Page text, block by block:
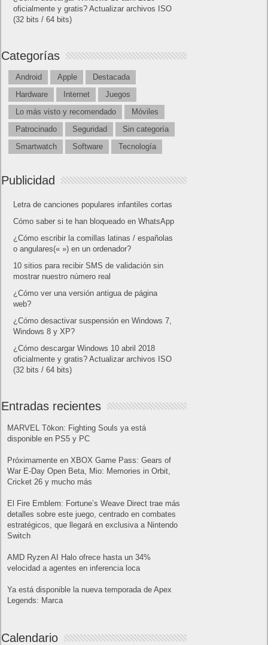
oficialmente y gratis? Actualizar archivos ISO
(32 bits / 64 bits)
Categorías
Android Apple
Destacada
Hardware
Internet
Juegos
Lo más visto y recomendado
Móviles
Patrocinado
Seguridad
Sin categoría
Smartwatch
Software Tecnología
Publicidad
Letra de canciones populares infantiles cortas
Cómo saber si te han bloqueado en WhatsApp
¿Cómo escribir la comillas latinas / españolas
o angulares(« ») en un ordenador?
10 sitios para recibir SMS de validación sin
mostrar nuestro número real
¿Cómo ver una versión antigua de página
web?
¿Cómo desactivar suspensión en Windows 7,
Windows 8 y XP?
¿Cómo descargar Windows 10 abril 2018
oficialmente y gratis? Actualizar archivos ISO
(32 bits / 64 bits)
Entradas recientes
MARVEL Tōkon: Fighting Souls ya está
disponible en PS5 y PC
Próximamente en XBOX Game Pass: Gears of
War E-Day Open Beta, Mio: Memories in Orbit,
Cricket 26 y mucho más
El Fire Emblem: Fortune’s Weave Direct trae más
detalles sobre este juego, centrado en combates
estratégicos, que llegará en exclusiva a Nintendo
Switch
AMD Ryzen AI Halo ofrece hasta un 34%
velocidad a agentes en inferencia loca
Ya está disponible la nueva temporada de Apex
Legends: Marca
Calendario